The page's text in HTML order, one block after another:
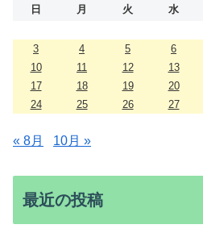
日 月 火 水
3
4 5 6
10
11 12 13
17
18 19 20
24
25 26 27
« 8月 10月 »
最近の投稿